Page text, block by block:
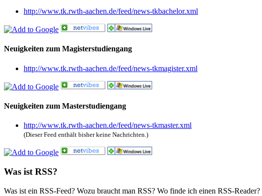
http://www.tk.rwth-aachen.de/feed/news-tkbachelor.xml
Neuigkeiten zum Magisterstudiengang
http://www.tk.rwth-aachen.de/feed/news-tkmagister.xml
Neuigkeiten zum Masterstudiengang
http://www.tk.rwth-aachen.de/feed/news-tkmaster.xml
(Dieser Feed enthält bisher keine Nachrichten.)
Was ist RSS?
Was ist ein RSS-Feed? Wozu braucht man RSS? Wo finde ich einen RSS-